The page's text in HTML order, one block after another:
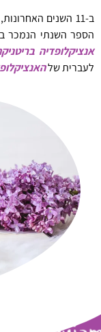
ב-11 השנים
הספר השנתי הנמכר
אנציקלופדיה
לעברית של